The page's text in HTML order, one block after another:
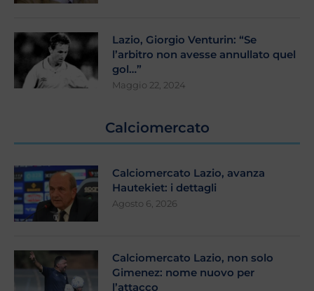
Lazio, Giorgio Venturin: “Se
l’arbitro non avesse annullato quel
gol…”
Maggio 22, 2024
Calciomercato
Calciomercato Lazio, avanza
Hautekiet: i dettagli
Agosto 6, 2026
Calciomercato Lazio, non solo
Gimenez: nome nuovo per
l’attacco